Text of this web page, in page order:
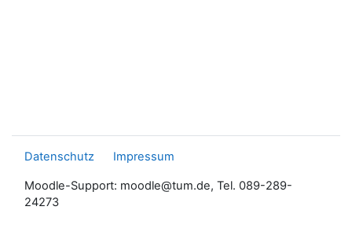
Datenschutz Impressum
Moodle-Support: moodle@tum.de, Tel. 089-289-
24273